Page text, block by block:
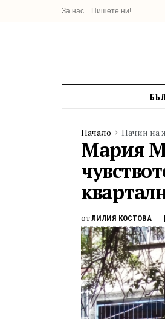
За нас Пишете ни!
Начало Начин на
Мария
отЛИЛИЯ КОСТОВА